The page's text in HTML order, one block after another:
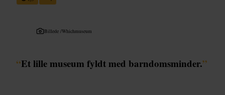
Billede /Whichmuseum
“Et lille museum fyldt med barndomsminder.”